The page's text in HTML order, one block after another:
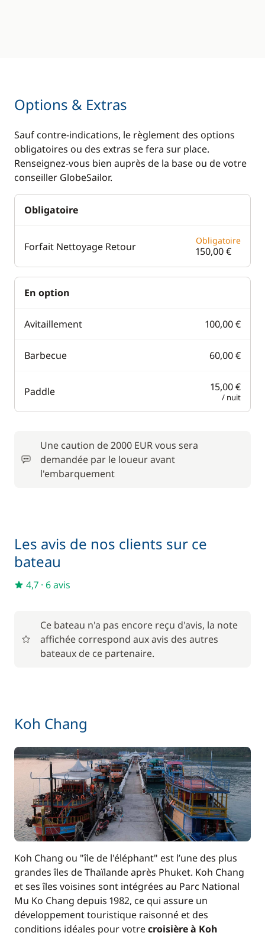
Options & Extras
Sauf contre-indications, le règlement des options
obligatoires ou des extras se fera sur place.
Renseignez-vous bien auprès de la base ou de votre
conseiller GlobeSailor.
Obligatoire
Forfait Nettoyage Retour Obligatoire
150,00 €
En option
Avitaillement 100,00 €
Barbecue 60,00 €
Paddle 15,00 €
/ nuit
Une caution de 2000 EUR vous sera
demandée par le loueur avant
l'embarquement
Les avis de nos clients sur ce
bateau
4,7 · 6 avis
Ce bateau n'a pas encore reçu d'avis, la note
affichée correspond aux avis des autres
bateaux de ce partenaire.
Koh Chang
Koh Chang ou "île de l'éléphant" est l’une des plus
grandes îles de Thaïlande après Phuket. Koh Chang
et ses îles voisines sont intégrées au Parc National
Mu Ko Chang depuis 1982, ce qui assure un
développement touristique raisonné et des
conditions idéales pour votrecroisière à Koh